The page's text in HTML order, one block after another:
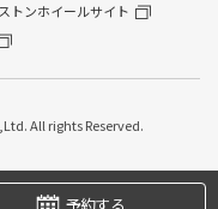
トンホイールサイト
All rights Reserved.
※タイヤ履き替えを